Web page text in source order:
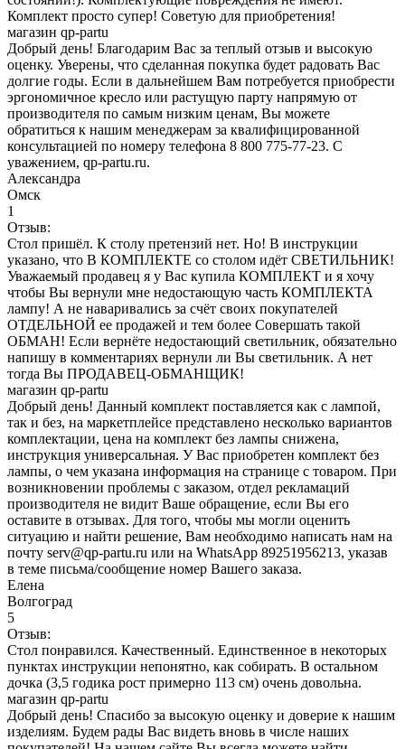
Комплект просто супер! Советую для приобретения!
магазин qp-partu
Добрый день! Благодарим Вас за теплый отзыв и высокую
оценку. Уверены, что сделанная покупка будет радовать Вас
долгие годы. Если в дальнейшем Вам потребуется приобрести
эргономичное кресло или растущую парту напрямую от
производителя по самым низким ценам, Вы можете
обратиться к нашим менеджерам за квалифицированной
консультацией по номеру телефона 8 800 775-77-23. С
уважением, qp-partu.ru.
Александра
Омск
1
Отзыв:
Стол пришёл. К столу претензий нет. Но! В инструкции
указано, что В КОМПЛЕКТЕ со столом идёт СВЕТИЛЬНИК!
Уважаемый продавец я у Вас купила КОМПЛЕКТ и я хочу
чтобы Вы вернули мне недостающую часть КОМПЛЕКТА
лампу! А не наваривались за счёт своих покупателей
ОТДЕЛЬНОЙ ее продажей и тем более Совершать такой
ОБМАН! Если вернёте недостающий светильник, обязательно
напишу в комментариях вернули ли Вы светильник. А нет
тогда Вы ПРОДАВЕЦ-ОБМАНЩИК!
магазин qp-partu
Добрый день! Данный комплект поставляется как с лампой,
так и без, на маркетплейсе представлено несколько вариантов
комплектации, цена на комплект без лампы снижена,
инструкция универсальная. У Вас приобретен комплект без
лампы, о чем указана информация на странице с товаром. При
возникновении проблемы с заказом, отдел рекламаций
производителя не видит Ваше обращение, если Вы его
оставите в отзывах. Для того, чтобы мы могли оценить
ситуацию и найти решение, Вам необходимо написать нам на
почту serv@qp-partu.ru или на WhatsApp 89251956213, указав
в теме письма/сообщение номер Вашего заказа.
Елена
Волгоград
5
Отзыв:
Стол понравился. Качественный. Единственное в некоторых
пунктах инструкции непонятно, как собирать. В остальном
дочка (3,5 годика рост примерно 113 см) очень довольна.
магазин qp-partu
Добрый день! Спасибо за высокую оценку и доверие к нашим
изделиям. Будем рады Вас видеть вновь в числе наших